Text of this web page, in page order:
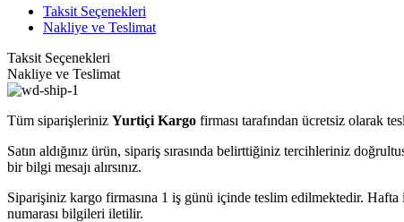
Taksit Seçenekleri
Nakliye ve Teslimat
Taksit Seçenekleri
Nakliye ve Teslimat
Tüm siparişleriniz Yurtiçi Kargo firması tarafından ücretsiz olarak
Satın aldığınız ürün, sipariş sırasında belirttiğiniz tercihleriniz
bir bilgi mesajı alırsınız.
Siparişiniz kargo firmasına 1 iş günü içinde teslim edilmektedir.
numarası bilgileri iletilir.